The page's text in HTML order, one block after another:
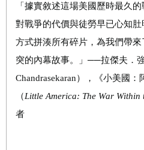
「據實敘述這場美國歷時最久
對戰爭的代價與徒勞早已心知
方式拼湊所有碎片，為我們帶
突的內幕故事。」──拉傑夫 ．
Chandrasekaran），《小美國：
（Little America: The War Within
者